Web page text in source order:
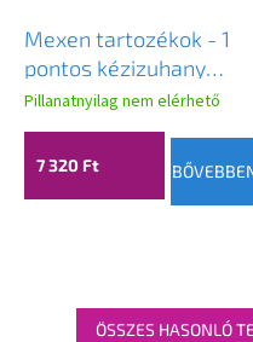
Mexen tartozékok - 1
pontos kézizuhany
készlet R-73, króm,
785735052-00
Pillanatnyilag nem elérhető
7 320 Ft
ÖSSZES HASONLÓ